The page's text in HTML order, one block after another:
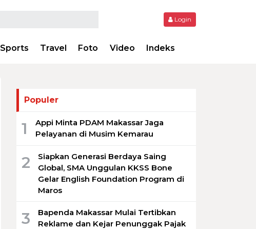
Login
Sports Travel Foto Video Indeks
Populer
1
Appi Minta PDAM Makassar Jaga
Pelayanan di Musim Kemarau
2
Siapkan Generasi Berdaya Saing
Global, SMA Unggulan KKSS Bone
Gelar English Foundation Program di
Maros
3
Bapenda Makassar Mulai Tertibkan
Reklame dan Kejar Penunggak Pajak